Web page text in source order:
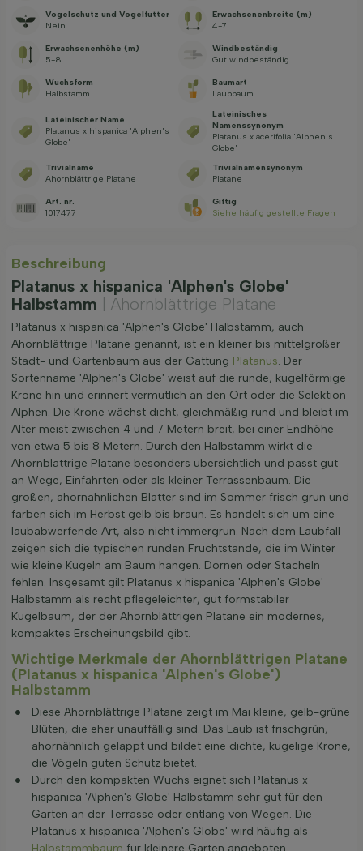
Vogelschutz und Vogelfutter
Nein
Erwachsenenbreite (m)
4-7
Erwachsenenhöhe (m)
5-8
Windbeständig
Gut windbeständig
Wuchsform
Halbstamm
Baumart
Laubbaum
Lateinischer Name
Platanus x hispanica 'Alphen's
Globe'
Lateinisches
Namenssynonym
Platanus x acerifolia 'Alphen's
Globe'
Trivialname
Ahornblättrige Platane
Trivialnamensynonym
Platane
Art. nr.
1017477
Giftig
Siehe häufig gestellte Fragen
Beschreibung
Platanus x hispanica 'Alphen's Globe'
Halbstamm
| Ahornblättrige Platane
Platanus x hispanica 'Alphen's Globe' Halbstamm, auch
Ahornblättrige Platane genannt, ist ein kleiner bis mittelgroßer
Stadt- und Gartenbaum aus der Gattung Platanus. Der
Sortenname 'Alphen's Globe' weist auf die runde, kugelförmige
Krone hin und erinnert vermutlich an den Ort oder die Selektion
Alphen. Die Krone wächst dicht, gleichmäßig rund und bleibt im
Alter meist zwischen 4 und 7 Metern breit, bei einer Endhöhe
von etwa 5 bis 8 Metern. Durch den Halbstamm wirkt die
Ahornblättrige Platane besonders übersichtlich und passt gut
an Wege, Einfahrten oder als kleiner Terrassenbaum. Die
großen, ahornähnlichen Blätter sind im Sommer frisch grün und
färben sich im Herbst gelb bis braun. Es handelt sich um eine
laubabwerfende Art, also nicht immergrün. Nach dem Laubfall
zeigen sich die typischen runden Fruchtstände, die im Winter
wie kleine Kugeln am Baum hängen. Dornen oder Stacheln
fehlen. Insgesamt gilt Platanus x hispanica 'Alphen's Globe'
Halbstamm als recht pflegeleichter, gut formstabiler
Kugelbaum, der der Ahornblättrigen Platane ein modernes,
kompaktes Erscheinungsbild gibt.
Wichtige Merkmale der Ahornblättrigen Platane
(Platanus x hispanica 'Alphen's Globe')
Halbstamm
Diese Ahornblättrige Platane zeigt im Mai kleine, gelb-grüne
Blüten, die eher unauffällig sind. Das Laub ist frischgrün,
ahornähnlich gelappt und bildet eine dichte, kugelige Krone,
die Vögeln guten Schutz bietet.
Durch den kompakten Wuchs eignet sich Platanus x
hispanica 'Alphen's Globe' Halbstamm sehr gut für den
Garten an der Terrasse oder entlang von Wegen. Die
Platanus x hispanica 'Alphen's Globe' wird häufig als